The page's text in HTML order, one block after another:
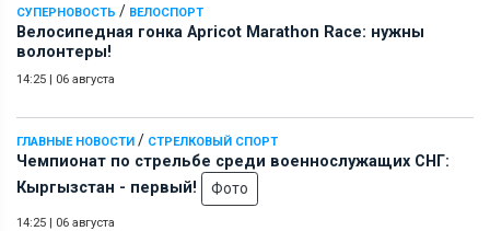
СУПЕРНОВОСТЬ / ВЕЛОСПОРТ
Велосипедная гонка Apricot Marathon Race: нужны
волонтеры!
14:25 | 06 августа
ГЛАВНЫЕ НОВОСТИ / СТРЕЛКОВЫЙ СПОРТ
Чемпионат по стрельбе среди военнослужащих СНГ:
Кыргызстан - первый!
Фото
14:25 | 06 августа